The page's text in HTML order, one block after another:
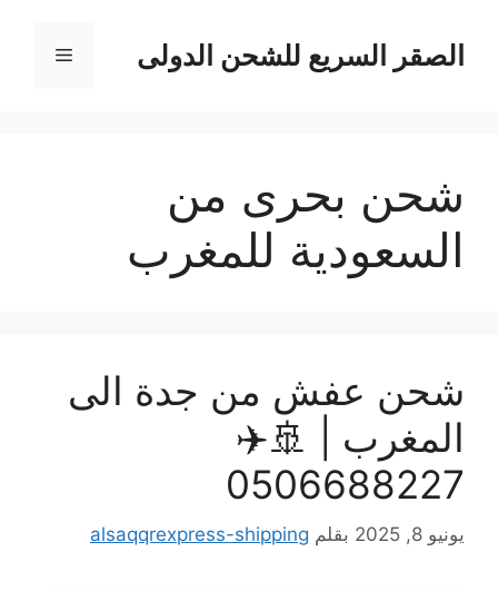
المحتوىالصقر السريع للشحن الدولى القائمة
شحن بحرى من
السعودية للمغرب
شحن عفش من جدة الى
المغرب | 🚢✈️
0506688227
يونيو 8, 2025 بقلم alsaqqrexpress-shipping